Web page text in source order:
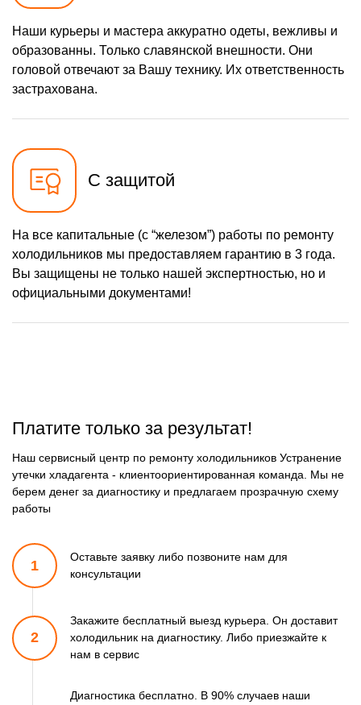
Наши курьеры и мастера аккуратно одеты, вежливы и
образованны. Только славянской внешности. Они
головой отвечают за Вашу технику. Их ответственность
застрахована.
С защитой
На все капитальные (с “железом”) работы по ремонту
холодильников мы предоставляем гарантию в 3 года.
Вы защищены не только нашей экспертностью, но и
официальными документами!
Платите только за результат!
Наш сервисный центр по ремонту холодильников Устранение
утечки хладагента - клиентоориентированная команда. Мы не
берем денег за диагностику и предлагаем прозрачную схему
работы
1
Оставьте заявку либо позвоните нам для
консультации
2
Закажите бесплатный выезд курьера. Он доставит
холодильник на диагностику. Либо приезжайте к
нам в сервис
Диагностика бесплатно. В 90% случаев наши